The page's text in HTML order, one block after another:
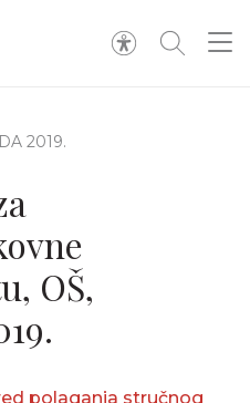
2019.
OŠ,
polaganja stručnog